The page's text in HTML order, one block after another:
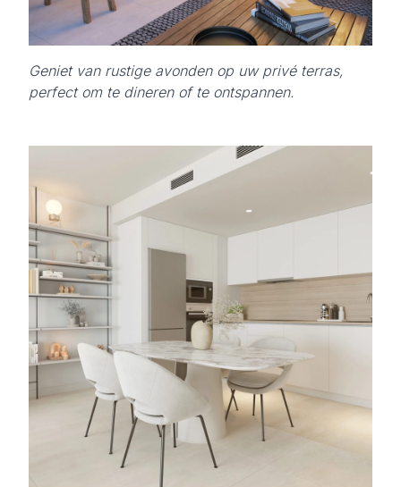
Geniet van rustige avonden op uw privé terras,
perfect om te dineren of te ontspannen.